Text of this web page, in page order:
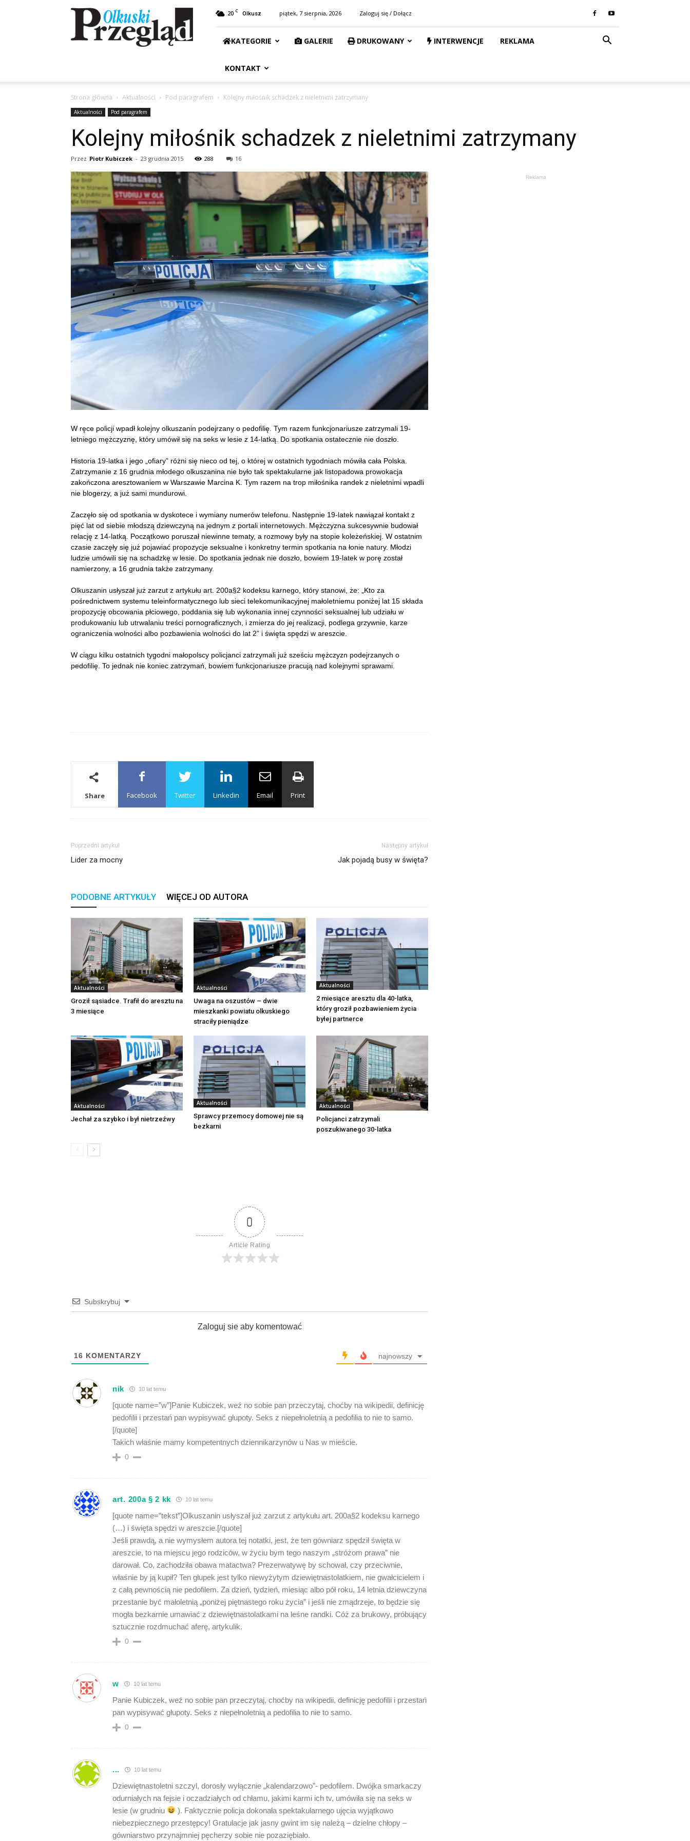
Przegląd
Olkuski
20 C Olkusz piątek, 7 sierpnia, 2026 Zaloguj się / Dołącz
KATEGORIE GALERIE DRUKOWANY INTERWENCJE REKLAMA
KONTAKT
Strona główna Aktualności Pod paragrafem Kolejny miłośnik schadzek z nieletnimi zatrzymany
Aktualności Pod paragrafem
Kolejny miłośnik schadzek z nieletnimi zatrzymany
Przez Piotr Kubiczek - 23 grudnia 2015 288 16
W ręce policji wpadł kolejny olkuszanin podejrzany o pedofilię. Tym razem funkcjonariusze zatrzymali 19-
letniego mężczyznę, który umówił się na seks w lesie z 14-latką. Do spotkania ostatecznie nie doszło.
Historia 19-latka i jego „ofiary” różni się nieco od tej, o której w ostatnich tygodniach mówiła cała Polska.
Zatrzymanie z 16 grudnia młodego olkuszanina nie było tak spektakularne jak listopadowa prowokacja
zakończona aresztowaniem w Warszawie Marcina K. Tym razem na trop miłośnika randek z nieletnimi wpadli
nie blogerzy, a już sami mundurowi.
Zaczęło się od spotkania w dyskotece i wymiany numerów telefonu. Następnie 19-latek nawiązał kontakt z
pięć lat od siebie młodszą dziewczyną na jednym z portali internetowych. Mężczyzna sukcesywnie budował
relację z 14-latką. Początkowo poruszał niewinne tematy, a rozmowy były na stopie koleżeńskiej. W ostatnim
czasie zaczęły się już pojawiać propozycje seksualne i konkretny termin spotkania na łonie natury. Młodzi
ludzie umówili się na schadzkę w lesie. Do spotkania jednak nie doszło, bowiem 19-latek w porę został
namierzony, a 16 grudnia także zatrzymany.
Olkuszanin usłyszał już zarzut z artykułu art. 200a§2 kodeksu karnego, który stanowi, że: „Kto za
pośrednictwem systemu teleinformatycznego lub sieci telekomunikacyjnej małoletniemu poniżej lat 15 składa
propozycję obcowania płciowego, poddania się lub wykonania innej czynności seksualnej lub udziału w
produkowaniu lub utrwalaniu treści pornograficznych, i zmierza do jej realizacji, podlega grzywnie, karze
ograniczenia wolności albo pozbawienia wolności do lat 2” i święta spędzi w areszcie.
W ciągu kilku ostatnich tygodni małopolscy policjanci zatrzymali już sześciu mężczyzn podejrzanych o
pedofilię. To jednak nie koniec zatrzymań, bowiem funkcjonariusze pracują nad kolejnymi sprawami.
Share Facebook Twitter Linkedin Email Print
Poprzedni artykuł
Lider za mocny
Następny artykuł
Jak pojadą busy w święta?
PODOBNE ARTYKUŁY WIĘCEJ OD AUTORA
Aktualności
Groził sąsiadce. Trafił do aresztu na
3 miesiące
Aktualności
Uwaga na oszustów – dwie
mieszkanki powiatu olkuskiego
straciły pieniądze
Aktualności
2 miesiące aresztu dla 40-latka,
który groził pozbawieniem życia
byłej partnerce
Aktualności
Jechał za szybko i był nietrzeźwy
Aktualności
Sprawcy przemocy domowej nie są
bezkarni
Aktualności
Policjanci zatrzymali
poszukiwanego 30-latka
0
Article Rating
Subskrybuj
Zaloguj sie aby komentować
16 KOMENTARZY najnowszy
nik 10 lat temu
[quote name=”w”]Panie Kubiczek, weź no sobie pan przeczytaj, choćby na wikipedii, definicję
pedofilii i przestań pan wypisywać głupoty. Seks z niepełnoletnią a pedofilia to nie to samo.
[/quote]
Takich właśnie mamy kompetentnych dziennikarzynów u Nas w mieście.
0
art. 200a § 2 kk 10 lat temu
[quote name=”tekst”]Olkuszanin usłyszał już zarzut z artykułu art. 200a§2 kodeksu karnego
(…) i święta spędzi w areszcie.[/quote]
Jeśli prawdą, a nie wymysłem autora tej notatki, jest, że ten gówniarz spędził święta w
areszcie, to na miejscu jego rodziców, w życiu bym tego naszym „stróżom prawa” nie
darował. Co, zachodziła obawa matactwa? Prezerwatywę by schował, czy przeciwnie,
właśnie by ją kupił? Ten głupek jest tylko niewyżytym dziewiętnastolatkiem, nie gwałcicielem i
z całą pewnością nie pedofilem. Za dzień, tydzień, miesiąc albo pół roku, 14 letnia dziewczyna
przestanie być małoletnią „poniżej piętnastego roku życia” i jeśli nie zmądrzeje, to będzie się
mogła bezkarnie umawiać z dziewiętnastolatkami na leśne randki. Cóż za brukowy, próbujący
sztucznie rozdmuchać aferę, artykulik.
0
w 10 lat temu
Panie Kubiczek, weź no sobie pan przeczytaj, choćby na wikipedii, definicję pedofilii i przestań
pan wypisywać głupoty. Seks z niepełnoletnią a pedofilia to nie to samo.
0
... 10 lat temu
Dziewiętnastoletni szczyl, dorosły wyłącznie „kalendarzowo”- pedofilem. Dwójka smarkaczy
odurniałych na fejsie i oczadziałych od chłamu, jakimi karmi ich tv, umówiła się na seks w
lesie (w grudniu
). Faktycznie policja dokonała spektakularnego ujęcia wyjątkowo
niebezpiecznego przestępcy! Gratulacje jak jasny gwint im się należą – dzielne chłopy –
gówniarstwo przynajmniej pęcherzy sobie nie pozaziębiało.
Reklama